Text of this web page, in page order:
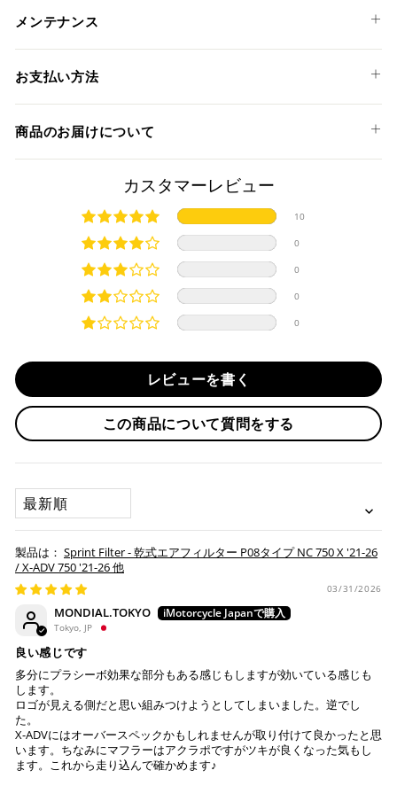
HUSQVARNA
SVARTPILEN 125 '21-23
SVARTPILEN 200 '20-23
VITPILEN 401 '18-23
125 DUKE '17-23
RC 125 '22-23
200 DUKE '20-23
250 ADVENTURE '20-23
390 ADVENTURE '20-23
390 DUKE '17-23
メンテナンス
お支払い方法
クレジットカード
上記クレジットカードをご利用頂けます。
分割払い、リボ払い、3Dセキュア対応カードをご利用の
際は、『クレジットカード決済(3Dセキュア) - SBPS』を
ご選択ください。
対応支払回数について以下の通りです。
・分割払い (3,5,6,10,12,15,18,20,24回)
※ 分割払い、リボ払いは決済金額が税込10,000円以上の
場合のみご利用いただけます。
※ American Expressでの分割払いのご利用には、事前
す。
※ Diners Clubは分割払い非対応のため、一括払い・リ
ボ払いのみご利用頂けます。
※ 手数料、利息はご利用のカード会社の定めによります
ので、事前にご確認ください。
楽天ペイ
いが可能です。
楽天ポイントが貯まる・使える！「簡単」「あんしん」
「お得」な楽天ペイをご利用ください。
商品のお届けについて
商品発送までの日数について
ご希望商品の在庫状況により異なります。 詳しくは該当商品
ページよりご希望のカラー、材質等(オプションがある場合)を
選択後に表示される納期をご確認ください。
国内在庫ありの場合
・平日16時までのご注文、お支払い完了で即日発送いたしま
・前払い決済（銀行振込等）の場合、15時までに弊社でのご
入金確認が完了いたしましたら即日発送いたします。
・お取り寄せ商品等を一緒にご注文の場合は、基本的にはお
取り寄せ商品が揃ってからの発送になります。別で発送をご
お取り寄せの場合
・商品ページの納期はあくまで目安になりますので、納期が
早まる場合もございます。
・運送状況や繁忙期の影響により遅れが生じる場合もござい
配送送料について
１回のご注文で商品代金合計が¥11,000(税込）以上の場合
は、送料が無料となります。
配送会社について
カスタマーレビュー
10
0
0
0
0
レビューを書く
この商品について質問をする
SORT BY
Sprint Filter - 乾式エアフィルター P08タイプ NC 750 X '21-26
/ X-ADV 750 '21-26 他
03/31/2026
MONDIAL.TOKYO
Tokyo, JP
良い感じです
多分にプラシーボ効果な部分もある感じもしますが効いている感じも
します。
ロゴが見える側だと思い組みつけようとしてしまいました。逆でし
た。
X-ADVにはオーバースペックかもしれませんが取り付けて良かったと思
います。ちなみにマフラーはアクラポですがツキが良くなった気もし
ます。これから走り込んで確かめます♪